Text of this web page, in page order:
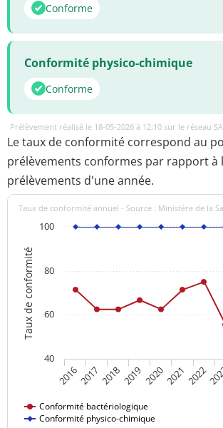
Conforme
Conformité physico-chimique
Conforme
Prélèvement réalisé le 18-05-2026 à 12:10 sur le réseau
Le taux de conformité correspond au
prélèvements conformes par rapport à
prélèvements d'une année.
Taux de conformité
Taux de conformité annuel - Source : Ministère de la
Conformité bactériologique
Conformité physico-chimique
20162017 20182019202020212022
40
60
80
100